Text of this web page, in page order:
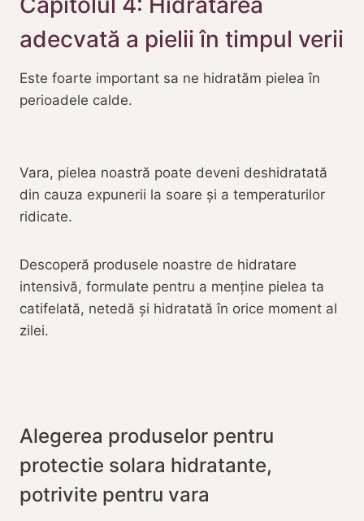
adecvată a pielii în timpul verii
Este foarte important sa ne hidratăm pielea în
perioadele calde.
Vara, pielea noastră poate deveni deshidratată
din cauza expunerii la soare și a temperaturilor
ridicate.
Descoperă produsele noastre de hidratare
intensivă, formulate pentru a menține pielea ta
catifelată, netedă și hidratată în orice moment al
zilei.
Alegerea produselor pentru
protectie solara hidratante,
potrivite pentru vara